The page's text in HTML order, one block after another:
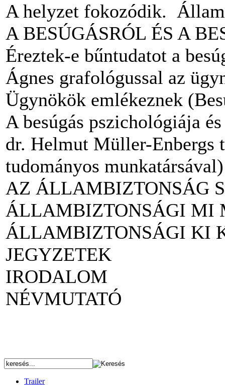
A helyzet fokozódik.
A BESÚGÁSRÓL ÉS A
Éreztek-e bűntudatot a
Ágnes grafológussal az
Ügynökök emlékeznek
A besúgás pszichológiája
dr. Helmut Müller-Enbergs
tudományos munkatársával)
AZ ÁLLAMBIZTONSÁG
ÁLLAMBIZTONSÁGI MI
ÁLLAMBIZTONSÁGI KI
JEGYZETEK
IRODALOM
NÉVMUTATÓ
Trailer